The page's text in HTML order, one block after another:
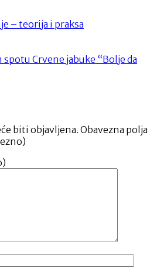
– teorija i praksa
Crvene jabuke “Bolje da
biti objavljena. Obavezna polja